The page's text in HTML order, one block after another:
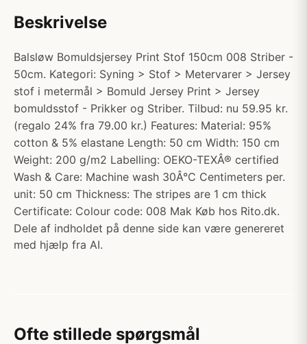
Beskrivelse
Balsløw Bomuldsjersey Print Stof 150cm 008 Striber -
50cm. Kategori: Syning > Stof > Metervarer > Jersey
stof i metermål > Bomuld Jersey Print > Jersey
bomuldsstof - Prikker og Striber. Tilbud: nu 59.95 kr.
(regalo 24% fra 79.00 kr.) Features: Material: 95%
cotton & 5% elastane Length: 50 cm Width: 150 cm
Weight: 200 g/m2 Labelling: OEKO-TEXÂ® certified
Wash & Care: Machine wash 30Â°C Centimeters per.
unit: 50 cm Thickness: The stripes are 1 cm thick
Certificate: Colour code: 008 Mak Køb hos Rito.dk.
Dele af indholdet på denne side kan være genereret
med hjælp fra AI.
Ofte stillede spørgsmål